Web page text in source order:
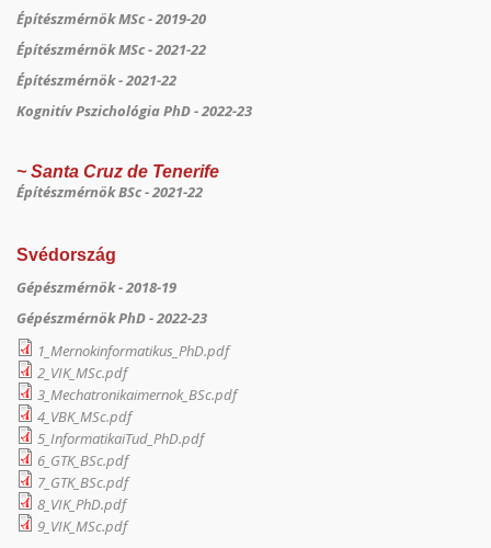
Építészmérnök MSc - 2019-20
Építészmérnök MSc - 2021-22
Építészmérnök - 2021-22
Kognitív Pszichológia PhD - 2022-23
~ Santa Cruz de Tenerife
Építészmérnök BSc - 2021-22
Svédország
Gépészmérnök - 2018-19
GépészmérnökPhD - 2022-23
1_Mernokinformatikus_PhD.pdf
2_VIK_MSc.pdf
3_Mechatronikaimernok_BSc.pdf
4_VBK_MSc.pdf
5_InformatikaiTud_PhD.pdf
6_GTK_BSc.pdf
7_GTK_BSc.pdf
8_VIK_PhD.pdf
9_VIK_MSc.pdf